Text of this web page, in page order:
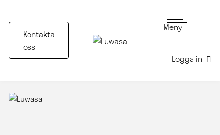
Kontakta
oss
Meny
Logga in